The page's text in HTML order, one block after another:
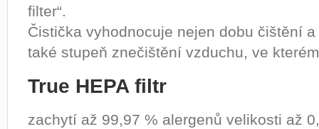
filter“.
Čistička vyhodnocuje nejen dobu čištění
také stupeň znečištění vzduchu, ve
True HEPA filtr
zachytí až 99,97 % alergenů velikosti až